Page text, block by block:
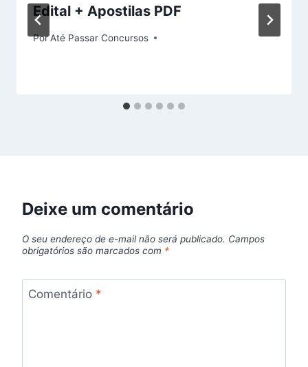
Edital + Apostilas PDF
PorAté Passar Concursos
Deixe um comentário
O seu endereço de e-mail não será publicado. Campos
obrigatórios são marcados com *
Comentário *